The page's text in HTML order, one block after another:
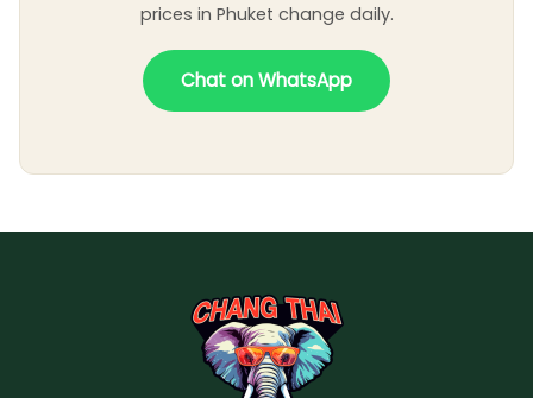
prices in Phuket change daily.
Chat on WhatsApp